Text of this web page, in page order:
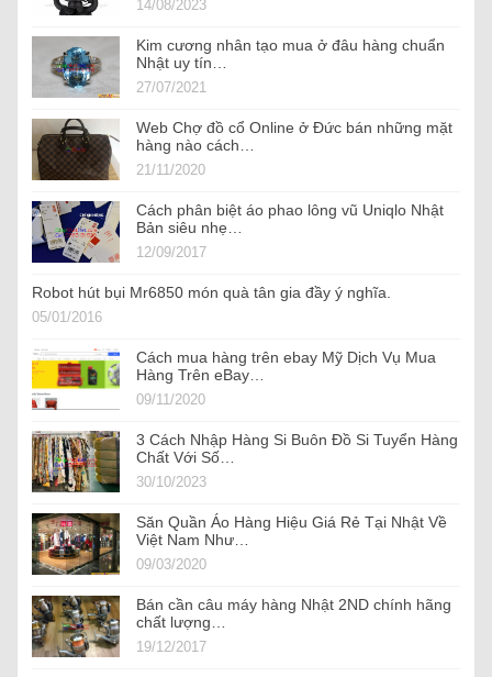
14/08/2023
Kim cương nhân tạo mua ở đâu hàng chuẩn
Nhật uy tín…
27/07/2021
Web Chợ đồ cổ Online ở Đức bán những mặt
hàng nào cách…
21/11/2020
Cách phân biệt áo phao lông vũ Uniqlo Nhật
Bản siêu nhẹ…
12/09/2017
Robot hút bụi Mr6850 món quà tân gia đầy ý nghĩa.
05/01/2016
Cách mua hàng trên ebay Mỹ Dịch Vụ Mua
Hàng Trên eBay…
09/11/2020
3 Cách Nhập Hàng Si Buôn Đồ Si Tuyển Hàng
Chất Với Số…
30/10/2023
Săn Quần Áo Hàng Hiệu Giá Rẻ Tại Nhật Về
Việt Nam Như…
09/03/2020
Bán cần câu máy hàng Nhật 2ND chính hãng
chất lượng…
19/12/2017